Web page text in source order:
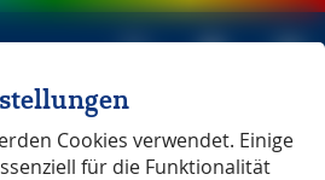
unabhängig seit 1979
Cookies verwendet. Einige
für die Funktionalität